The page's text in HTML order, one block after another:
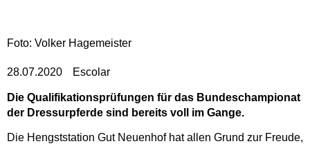
Foto: Volker Hagemeister
28.07.2020 Escolar
Die Qualifikationsprüfungen für das Bundeschampionat
der Dressurpferde sind bereits voll im Gange.
Die Hengststation Gut Neuenhof hat allen Grund zur Freude,